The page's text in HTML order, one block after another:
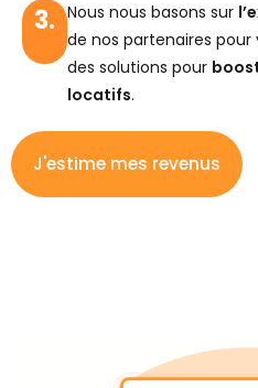
3. Nous nous basons sur
de nos partenaires pour
des solutions pour
locatifs.
J'estime mes revenus